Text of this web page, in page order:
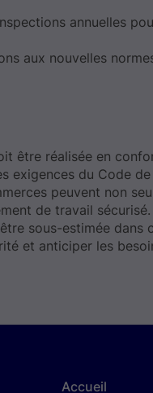
annuelles
aux nouvelles
être réalisée en
exigences du Code
peuvent non
de travail
sous-estimée dans
et anticiper les
Accueil